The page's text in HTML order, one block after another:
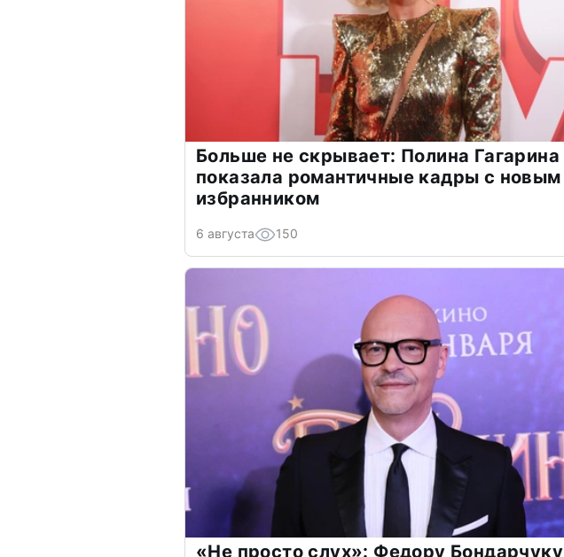
Больше не скрывает: Полина Гагарина
показала романтичные кадры с новым
избранником
6 августа 150
«Не просто слух»: Федору Бондарчуку